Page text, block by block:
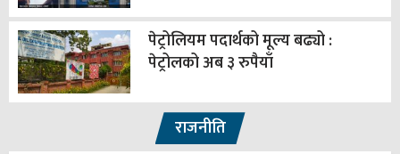
पेट्रोलियम पदार्थको मूल्य बढ्यो :
पेट्रोलको अब ३ रुपैयाँ
राजनीति